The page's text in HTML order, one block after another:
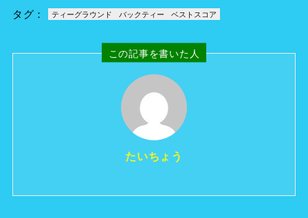
タグ： ティーグラウンド バックティー ベストスコア
この記事を書いた人
たいちょう